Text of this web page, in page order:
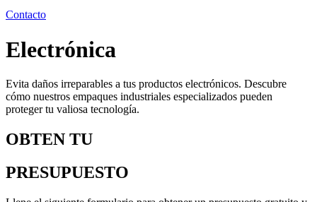
Contacto
Electrónica
Evita daños irreparables a tus productos electrónicos. Descubre
cómo nuestros empaques industriales especializados pueden
proteger tu valiosa tecnología.
OBTEN TU
PRESUPUESTO